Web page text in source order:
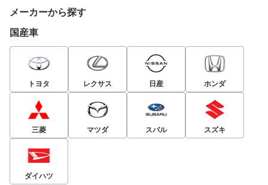
メーカーから探す
国産車
トヨタ レクサス 日産 ホンダ
三菱 マツダ スバル スズキ
ダイハツ